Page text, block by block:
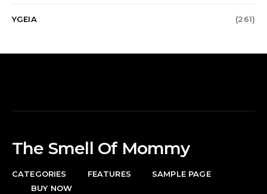
YGEIA (261)
The Smell Of Mommy
CATEGORIES FEATURES
SAMPLE PAGE
BUY NOW